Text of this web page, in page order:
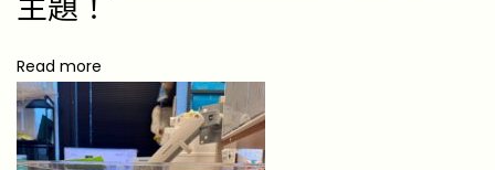
友
的
5
個
Read more